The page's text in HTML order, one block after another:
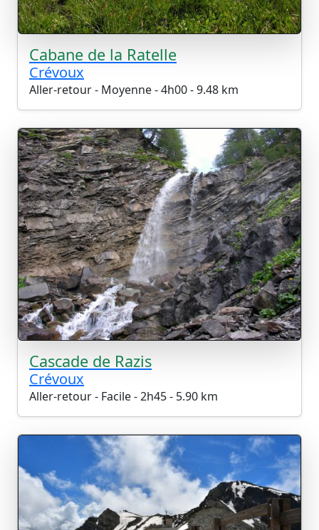
Cabane de la Ratelle
Crévoux
Aller-retour - Moyenne - 4h00 - 9.48 km
Cascade de Razis
Crévoux
Aller-retour - Facile - 2h45 - 5.90 km